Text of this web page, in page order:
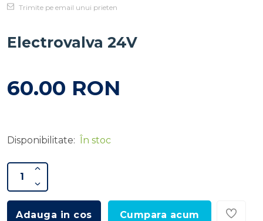
Trimite pe email unui prieten
Electrovalva 24V
60.00 RON
Disponibilitate: În stoc
Adauga in cos Cumpara acum